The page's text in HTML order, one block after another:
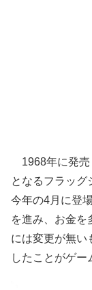
1968年に発売
となるフラッグ
今年の4月に登
を進み、お金を
には変更が無い
したことがゲー